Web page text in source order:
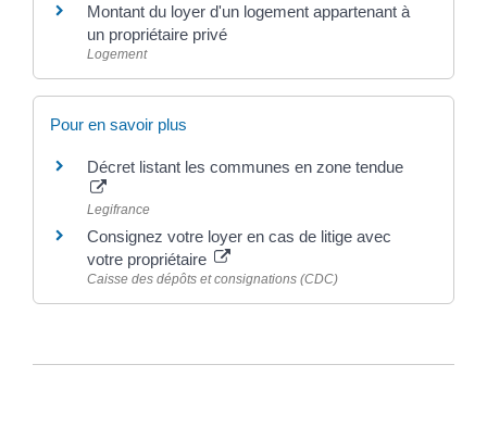
Montant du loyer d'un logement appartenant à
un propriétaire privé
Logement
Pour en savoir plus
Décret listant les communes en zone tendue
Legifrance
Consignez votre loyer en cas de litige avec
votre propriétaire
Caisse des dépôts et consignations (CDC)